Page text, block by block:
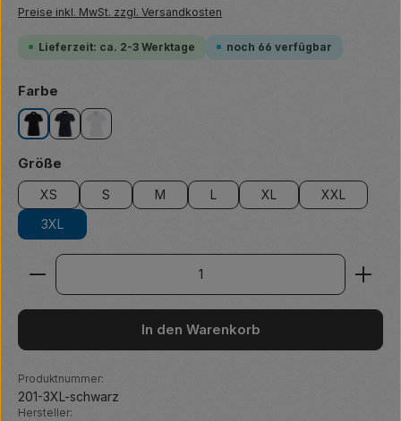
Preise inkl. MwSt. zzgl. Versandkosten
Lieferzeit: ca. 2-3 Werktage noch 66 verfügbar
Farbe
schwarz
tinte weiß
Größe
XS S M L XL
XXL
3XL
Produkt Anzahl: Gib den gewünschten Wert ein
In den Warenkorb
Produktnummer:
201-3XL-schwarz
Hersteller: